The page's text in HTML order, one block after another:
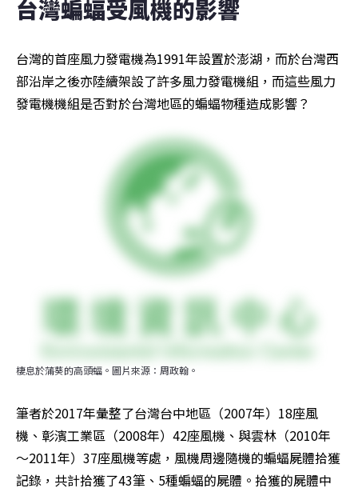
台灣蝙蝠受風機的影響
台灣的首座風力發電機為1991年設置於澎湖，而於台灣西
部沿岸之後亦陸續架設了許多風力發電機組，而這些風力
發電機機組是否對於台灣地區的蝙蝠物種造成影響？
棲息於蒲葵的高頭蝠。圖片來源：周政翰。
筆者於2017年彙整了台灣台中地區（2007年）18座風
機、彰濱工業區（2008年）42座風機、與雲林（2010年
～2011年）37座風機等處，風機周邊隨機的蝙蝠屍體拾獲
記錄，共計拾獲了43筆、5種蝙蝠的屍體。拾獲的屍體中